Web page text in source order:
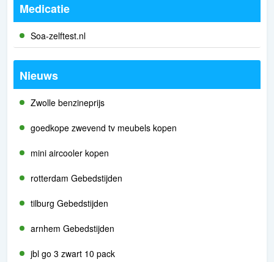
Medicatie
Soa-zelftest.nl
Nieuws
Zwolle benzineprijs
goedkope zwevend tv meubels kopen
mini aircooler kopen
rotterdam Gebedstijden
tilburg Gebedstijden
arnhem Gebedstijden
jbl go 3 zwart 10 pack